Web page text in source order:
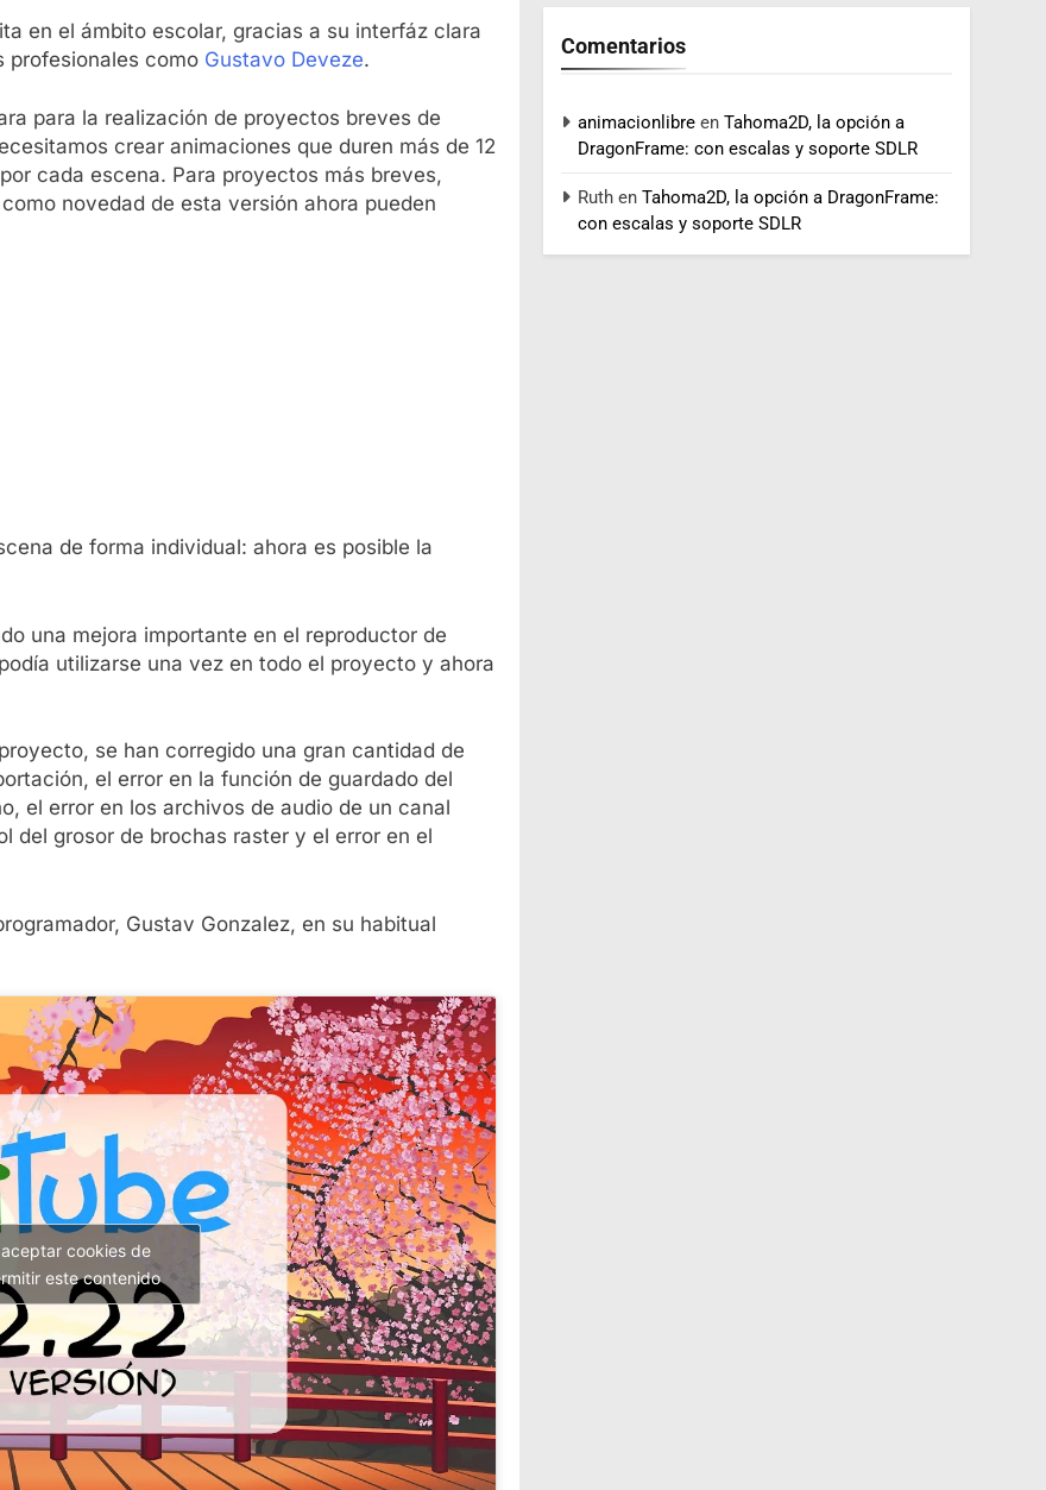
en el ámbito escolar, gracias a su interfáz clara
profesionales como Gustavo Deveze.
para la realización de proyectos breves de
crear animaciones que duren más de 12
cada escena. Para proyectos más breves,
novedad de esta versión ahora pueden
de forma individual: ahora es posible la
una mejora importante en el reproductor de
utilizarse una vez en todo el proyecto y ahora
se han corregido una gran cantidad de
el error en la función de guardado del
el error en los archivos de audio de un canal
del grosor de brochas raster y el error en el
Gustav Gonzalez, en su habitual
cookies de
este contenido
Comentarios
animacionlibre enTahoma2D, la opción a
DragonFrame: con escalas y soporte SDLR
Ruth enTahoma2D, la opción a DragonFrame:
con escalas y soporte SDLR